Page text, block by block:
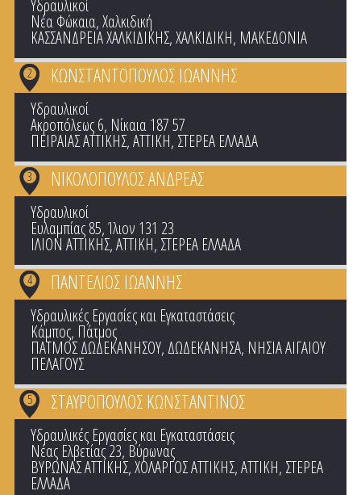
Υδραυλικοί
Νέα Φώκαια, Χαλκιδική
ΚΑΣΣΑΝΔΡΕΙΑ ΧΑΛΚΙΔΙΚΗΣ,ΧΑΛΚΙΔΙΚΗ, ΜΑΚΕΔΟΝΙΑ
ΚΩΝΣΤΑΝΤΟΠΟΥΛΟΣ ΙΩΑΝΝΗΣ
2
Υδραυλικοί
Ακροπόλεως 6, Νίκαια 187 57
ΠΕΙΡΑΙΑΣ ΑΤΤΙΚΗΣ,ΑΤΤΙΚΗ, ΣΤΕΡΕΑ ΕΛΛΑΔΑ
ΝΙΚΟΛΟΠΟΥΛΟΣ ΑΝΔΡΕΑΣ
3
Υδραυλικοί
Ευλαμπίας 85, Ίλιον 131 23
ΙΛΙΟΝ ΑΤΤΙΚΗΣ,ΑΤΤΙΚΗ, ΣΤΕΡΕΑ ΕΛΛΑΔΑ
ΠΑΝΤΕΛΙΟΣ ΙΩΑΝΝΗΣ
4
Υδραυλικές Εργασίες και Εγκαταστάσεις
Κάμπος, Πάτμος
ΠΑΤΜΟΣ ΔΩΔΕΚΑΝΗΣΟΥ, ΔΩΔΕΚΑΝΗΣΑ, ΝΗΣΙΑ ΑΙΓΑΙΟΥ
ΠΕΛΑΓΟΥΣ
ΣΤΑΥΡΟΠΟΥΛΟΣ ΚΩΝΣΤΑΝΤΙΝΟΣ
5
Υδραυλικές Εργασίες και Εγκαταστάσεις
Νέας Ελβετίας 23, Βύρωνας
ΒΥΡΩΝΑΣ ΑΤΤΙΚΗΣ,ΧΟΛΑΡΓΟΣ ΑΤΤΙΚΗΣ,ΑΤΤΙΚΗ, ΣΤΕΡΕΑ
ΕΛΛΑΔΑ